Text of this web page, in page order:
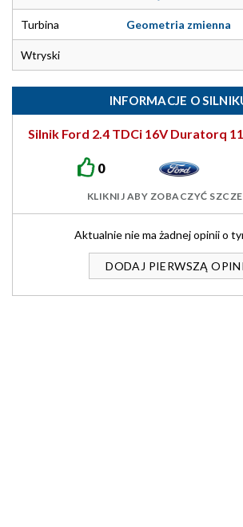
Turbina Geometria zmienna
Wtryski
INFORMACJE O
Silnik Ford 2.4 TDCi 16V Duratorq
0
KLIKNIJ ABY ZOBACZYĆ
Aktualnie nie ma żadnej opinii o
DODAJ PIERWSZĄ